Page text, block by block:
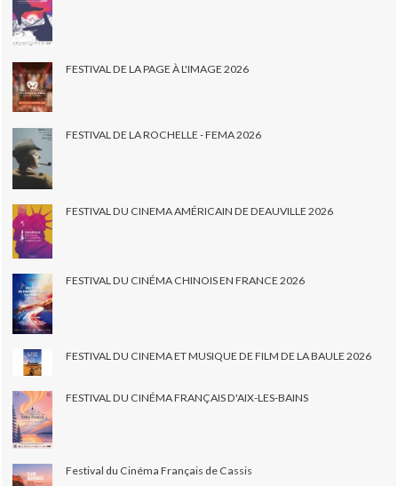
FESTIVAL DE LA PAGE À L'IMAGE 2026
FESTIVAL DE LA ROCHELLE - FEMA 2026
FESTIVAL DU CINEMA AMÉRICAIN DE DEAUVILLE 2026
FESTIVAL DU CINÉMA CHINOIS EN FRANCE 2026
FESTIVAL DU CINEMA ET MUSIQUE DE FILM DE LA BAULE 2026
FESTIVAL DU CINÉMA FRANÇAIS D'AIX-LES-BAINS
Festival du Cinéma Français de Cassis